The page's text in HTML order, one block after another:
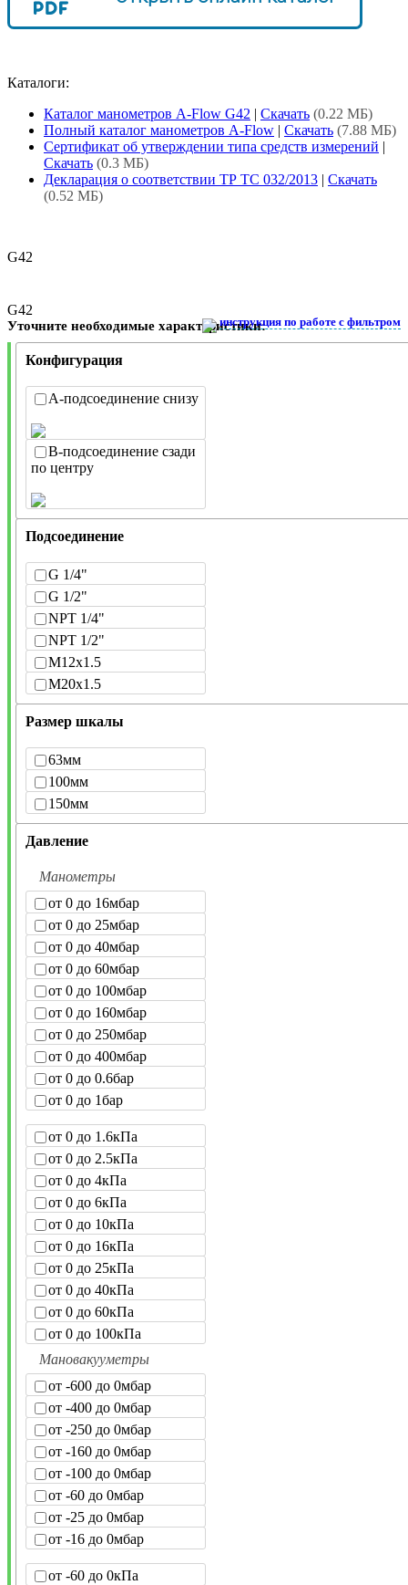
Каталоги:
Каталог манометров A-Flow G42 | Скачать (0.22 МБ)
Полный каталог манометров A-Flow | Скачать (7.88 МБ)
Сертификат об утверждении типа средств измерений |
Скачать (0.3 МБ)
Декларация о соответствии ТР ТС 032/2013 | Скачать
(0.52 МБ)
G42
G42
Уточните необходимые характеристики:инструкция по работе с фильтром
Конфигурация
A-подсоединение снизу
B-подсоединение сзади
по центру
Подсоединение
G 1/4"
G 1/2"
NPT 1/4"
NPT 1/2"
M12x1.5
M20x1.5
Размер шкалы
63мм
100мм
150мм
Давление
Манометры
от 0 до 16мбар
от 0 до 25мбар
от 0 до 40мбар
от 0 до 60мбар
от 0 до 100мбар
от 0 до 160мбар
от 0 до 250мбар
от 0 до 400мбар
от 0 до 0.6бар
от 0 до 1бар
от 0 до 1.6кПа
от 0 до 2.5кПа
от 0 до 4кПа
от 0 до 6кПа
от 0 до 10кПа
от 0 до 16кПа
от 0 до 25кПа
от 0 до 40кПа
от 0 до 60кПа
от 0 до 100кПа
Мановакууметры
от -600 до 0мбар
от -400 до 0мбар
от -250 до 0мбар
от -160 до 0мбар
от -100 до 0мбар
от -60 до 0мбар
от -25 до 0мбар
от -16 до 0мбар
от -60 до 0кПа